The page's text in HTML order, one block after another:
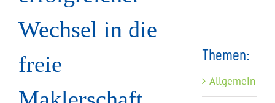
Wechsel in die
freie
Themen:
Allgemein